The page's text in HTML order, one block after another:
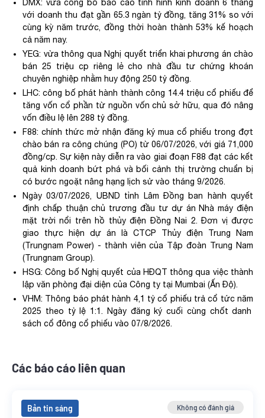
DMX: vừa công bố báo cáo tình hình kinh doanh 6 tháng
với doanh thu đạt gần 65.3 ngàn tỷ đồng, tăng 31% so với
cùng kỳ năm trước, đồng thời hoàn thành 53% kế hoạch
cả năm nay.
YEG: vừa thông qua Nghị quyết triển khai phương án chào
bán 25 triệu cp riêng lẻ cho nhà đầu tư chứng khoán
chuyên nghiệp nhằm huy động 250 tỷ đồng.
LHC: công bố phát hành thành công 14.4 triệu cổ phiếu để
tăng vốn cổ phần từ nguồn vốn chủ sở hữu, qua đó nâng
vốn điều lệ lên 288 tỷ đồng.
F88: chính thức mở nhận đăng ký mua cổ phiếu trong đợt
chào bán ra công chúng (PO) từ 06/07/2026, với giá 71,000
đồng/cp. Sự kiện này diễn ra vào giai đoạn F88 đạt các kết
quả kinh doanh bứt phá và bối cảnh thị trường chuẩn bị
có bước ngoặt nâng hạng lịch sử vào tháng 9/2026.
Ngày 03/07/2026, UBND tỉnh Lâm Đồng ban hành quyết
định chấp thuận chủ trương đầu tư dự án Nhà máy điện
mặt trời nổi trên hồ thủy điện Đồng Nai 2. Đơn vị được
giao thực hiện dự án là CTCP Thủy điện Trung Nam
(Trungnam Power) - thành viên của Tập đoàn Trung Nam
(Trungnam Group).
HSG:Công bố Nghị quyết của HĐQT thông qua việcthành
lập văn phòng đại diện của Công ty tại Mumbai (Ấn Độ).
VHM: Thông báo phát hành 4,1 tỷ cổ phiếu trả cổ tức năm
2025 theo tỷ lệ 1:1. Ngày đăng ký cuối cùng chốt danh
sách cổ đông cổ phiếu vào 07/8/2026.
Các báo cáo liên quan
Bản tin sáng Không có đánh giá